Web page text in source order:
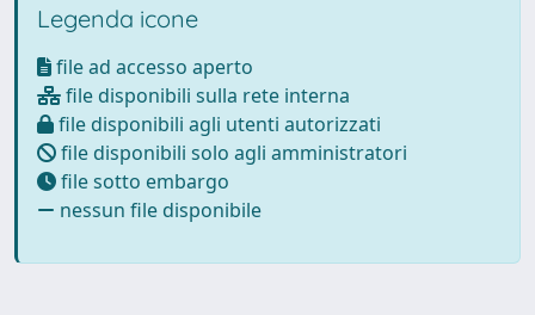
Legenda icone
file ad accesso aperto
file disponibili sulla rete interna
file disponibili agli utenti autorizzati
file disponibili solo agli amministratori
file sotto embargo
nessun file disponibile